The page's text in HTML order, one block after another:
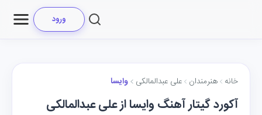
ورود
خانه هنرمندان علی عبدالمالکی وایسا
آکورد گیتار آهنگ وایسا از علی عبدالمالکی